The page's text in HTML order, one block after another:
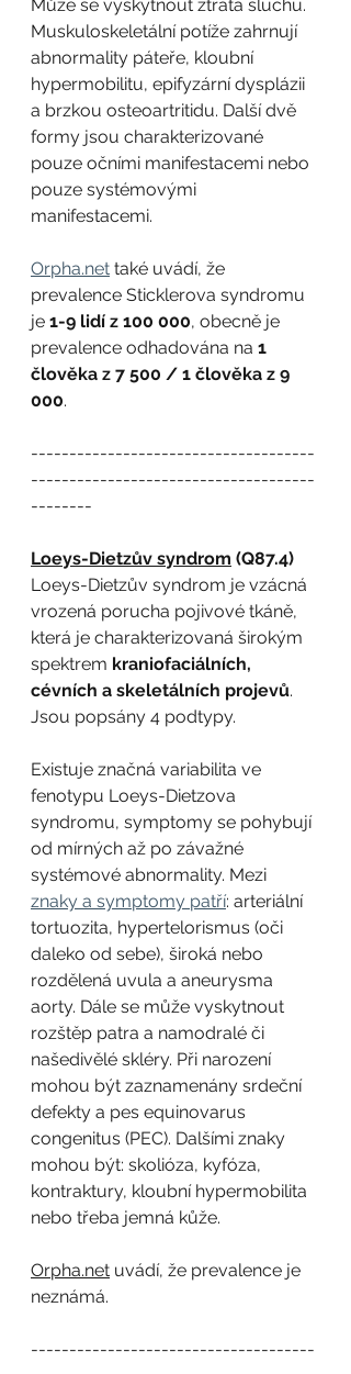
Může se vyskytnout ztráta sluchu.
Muskuloskeletální potíže zahrnují
abnormality páteře, kloubní
hypermobilitu, epifyzární dysplázii
a brzkou osteoartritidu. Další dvě
formy jsou charakterizované
pouze očními manifestacemi nebo
pouze systémovými
manifestacemi.
Orpha.net také uvádí, že
prevalence Sticklerova syndromu
je 1-9 lidí z 100 000, obecně je
prevalence odhadována na 1
člověka z 7 500 / 1 člověka z 9
000.
-------------------------------------
-------------------------------------
--------
Loeys-Dietzův syndrom (Q87.4)
Loeys-Dietzův syndrom je vzácná
vrozená porucha pojivové tkáně,
která je charakterizovaná širokým
spektrem kraniofaciálních,
cévních a skeletálních projevů.
Jsou popsány 4 podtypy.
Existuje značná variabilita ve
fenotypu Loeys-Dietzova
syndromu, symptomy se pohybují
od mírných až po závažné
systémové abnormality. Mezi
znaky a symptomy patří: arteriální
tortuozita, hypertelorismus (oči
daleko od sebe), široká nebo
rozdělená uvula a aneurysma
aorty. Dále se může vyskytnout
rozštěp patra a namodralé či
našedivělé skléry. Při narození
mohou být zaznamenány srdeční
defekty a pes equinovarus
congenitus (PEC). Dalšími znaky
mohou být: skolióza, kyfóza,
kontraktury, kloubní hypermobilita
nebo třeba jemná kůže.
Orpha.net uvádí, že prevalence je
neznámá.
-------------------------------------